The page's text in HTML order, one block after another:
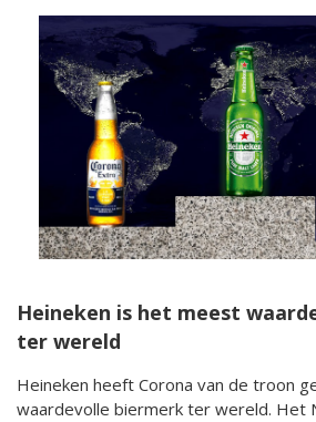
Heineken is het meest
ter wereld
Heineken heeft Corona van de troon
waardevolle biermerk ter wereld. Het